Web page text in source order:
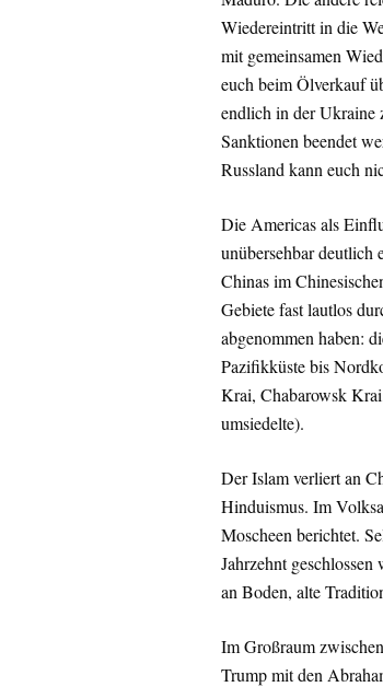
Wiedereintritt in die
mit gemeinsamen
euch beim Ölverkauf
endlich in der Ukraine
Sanktionen beendet
Russland kann euch
Die Americas als
unübersehbar deutlich
Chinas im
Gebiete fast lautlos
abgenommen haben:
Pazifikküste bis
Krai, Chabarowsk
umsiedelte).
Der Islam verliert an
Hinduismus. Im
Moscheen berichtet.
Jahrzehnt
an Boden, alte
Im Großraum
Trump mit den